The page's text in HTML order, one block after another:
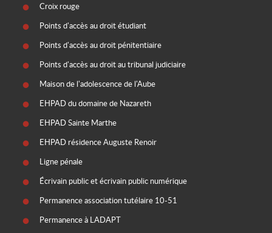
Croix rouge
Points d'accès au droit étudiant
Points d'accès au droit pénitentiaire
Points d'accès au droit au tribunal judiciaire
Maison de l'adolescence de l'Aube
EHPAD du domaine de Nazareth
EHPAD Sainte Marthe
EHPAD résidence Auguste Renoir
Ligne pénale
Écrivain public et écrivain public numérique
Permanence association tutélaire 10-51
Permanence à LADAPT